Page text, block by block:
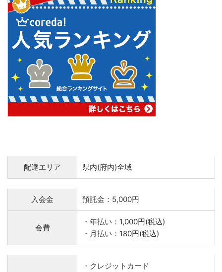
配達エリア 県内(府内)全域
入会金 預託金：5,000円
会費
・年払い：1,000円(税込)
・月払い：180円(税込)
・クレジットカード